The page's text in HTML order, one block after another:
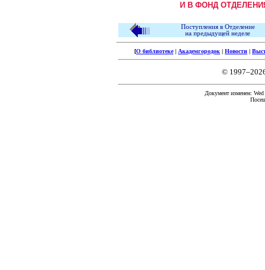
И В ФОНД
Поступления в Отделение
на предыдущей неделе
[О библиотеке| Академгородок | Новости |
©
Документ изменен: